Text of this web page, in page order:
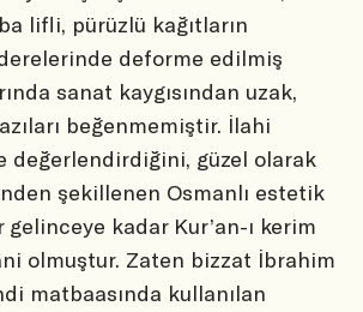
lifli, pürüzlü kağıtların
deforme edilmiş
sanat kaygısından uzak,
beğenmemiştir. İlahi
değerlendirdiğini, güzel olarak
şekillenen Osmanlı estetik
kadar Kur’an-ı kerim
olmuştur. Zaten bizzat İbrahim
matbaasında kullanılan